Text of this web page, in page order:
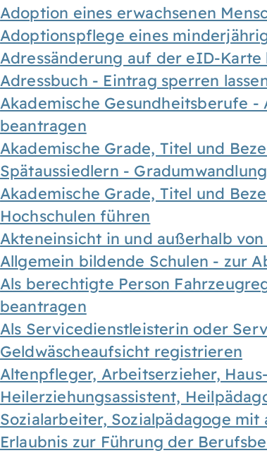
Adoption eines erwachsenen
Adoptionspflege eines
Adressänderung auf der eID-Karte
Adressbuch - Eintrag sperren
Akademische Gesundheitsberufe
beantragen
Akademische Grade, Titel und
Spätaussiedlern -
Akademische Grade, Titel und
Hochschulen führen
Akteneinsicht in und außerhalb
Allgemein bildende Schulen - zur
Als berechtigte Person
beantragen
Als Servicedienstleisterin oder
Geldwäscheaufsicht registrieren
Altenpfleger, Arbeitserzieher,
Heilerziehungsassistent,
Sozialarbeiter, Sozialpädagoge
Erlaubnis zur Führung der